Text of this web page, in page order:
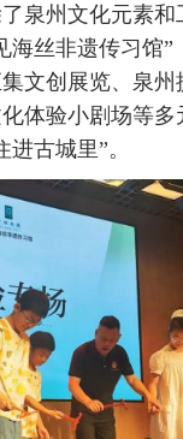
泉州文化元素和
海丝非遗传习馆”
文创展览、泉州
体验小剧场等多
古城里”。